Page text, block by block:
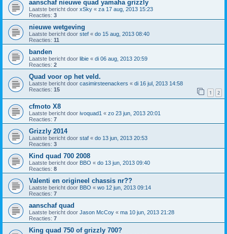
aanschaf nieuwe quad yamaha grizzly
Laatste bericht door xSky « za 17 aug, 2013 15:23
Reacties: 3
nieuwe wetgeving
Laatste bericht door stef « do 15 aug, 2013 08:40
Reacties: 11
banden
Laatste bericht door libie « di 06 aug, 2013 20:59
Reacties: 2
Quad voor op het veld.
Laatste bericht door casimirsteenackers « di 16 jul, 2013 14:58
Reacties: 15 1 2
cfmoto X8
Laatste bericht door ivoquad1 « zo 23 jun, 2013 20:01
Reacties: 7
Grizzly 2014
Laatste bericht door staf « do 13 jun, 2013 20:53
Reacties: 3
Kind quad 700 2008
Laatste bericht door BBO « do 13 jun, 2013 09:40
Reacties: 8
Valenti en origineel chassis nr??
Laatste bericht door BBO « wo 12 jun, 2013 09:14
Reacties: 7
aanschaf quad
Laatste bericht door Jason McCoy « ma 10 jun, 2013 21:28
Reacties: 7
King quad 750 of grizzly 700?